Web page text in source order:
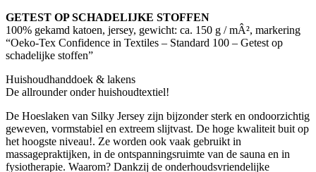
GETEST OP SCHADELIJKE STOFFEN
100% gekamd katoen, jersey, gewicht: ca. 150 g / mÂ², markering
“Oeko-Tex Confidence in Textiles – Standard 100 – Getest op
schadelijke stoffen”
Huishoudhanddoek & lakens
De allrounder onder huishoudtextiel!
De Hoeslaken van Silky Jersey zijn bijzonder sterk en ondoorzichtig
geweven, vormstabiel en extreem slijtvast. De hoge kwaliteit buit op
het hoogste niveau!. Ze worden ook vaak gebruikt in
massagepraktijken, in de ontspanningsruimte van de sauna en in
fysiotherapie. Waarom? Dankzij de onderhoudsvriendelijke